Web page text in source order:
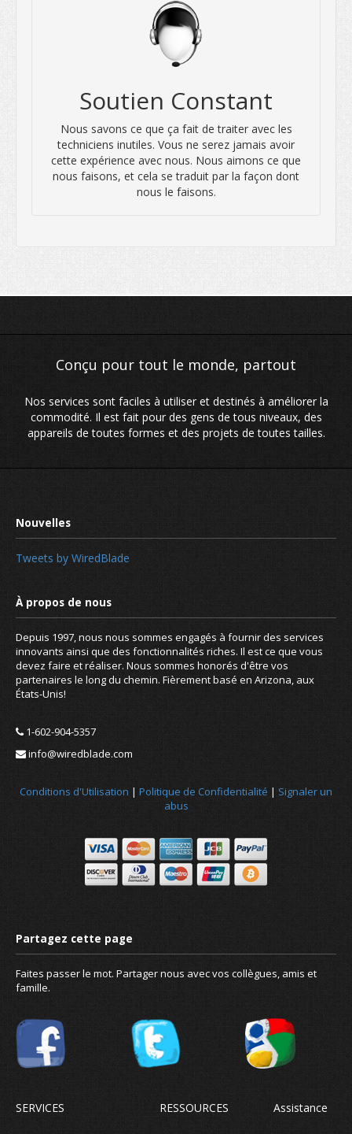
Soutien Constant
Nous savons ce que ça fait de traiter avec les
techniciens inutiles. Vous ne serez jamais avoir
cette expérience avec nous. Nous aimons ce que
nous faisons, et cela se traduit par la façon dont
nous le faisons.
Conçu pour tout le monde,
Nos services sont faciles à utiliser et destinés à améliorer la
commodité. Il est fait pour des gens de tous niveaux, des
appareils de toutes formes et des projets de toutes tailles.
Tweets by WiredBlade
Depuis 1997, nous nous sommes engagés à fournir des services
innovants ainsi que des fonctionnalités riches. Il est ce que vous
devez faire et réaliser. Nous sommes honorés d'être vos
partenaires le long du chemin. Fièrement basé en Arizona, aux
États-Unis!
1-602-904-5357
info@wiredblade.com
Conditions d'Utilisation | Politique de Confidentialité | Signaler un
abus
Faites passer le mot. Partager nous avec vos collègues, amis et
famille.
SERVICES RESSOURCES Assistance